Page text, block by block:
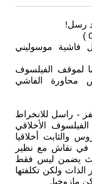
فاشية موسوليني
لموقف الفيلسوف
محاورة الفاشي
- راسل للانخراط
الأخلاقي
والثابت أخلاقيا
في نقاش مع نظير
يضمن ليس فقط
ولكن تكلفتها
مازوخيا.